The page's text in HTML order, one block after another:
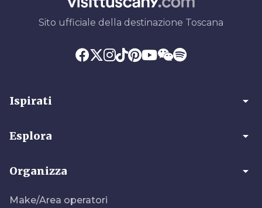
Sito ufficiale della destinazione Toscana
Ispirati arrow_drop_down
Esplora arrow_drop_down
Organizza arrow_drop_down
Make/Area operatori